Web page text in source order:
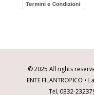
Termini e Condizioni
© 2025 All rights
ENTE FILANTROPICO •
Tel. 0332-